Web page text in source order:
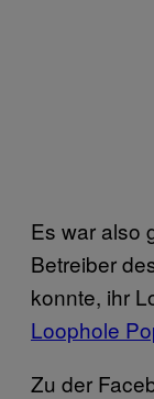
Es war also
Betreiber
konnte, ihr
Loophole
Zu der